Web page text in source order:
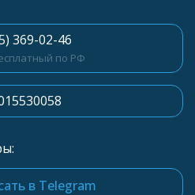
369-02-46
по РФ
в Telegram